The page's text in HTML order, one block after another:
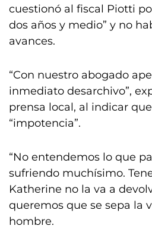
cuestionó al fiscal Piotti
dos años y medio” y no
avances.
“Con nuestro abogado
inmediato desarchivo”,
prensa local, al indicar
“impotencia”.
“No entendemos lo que
sufriendo muchísimo.
Katherine no la va a
queremos que se sepa la
hombre.